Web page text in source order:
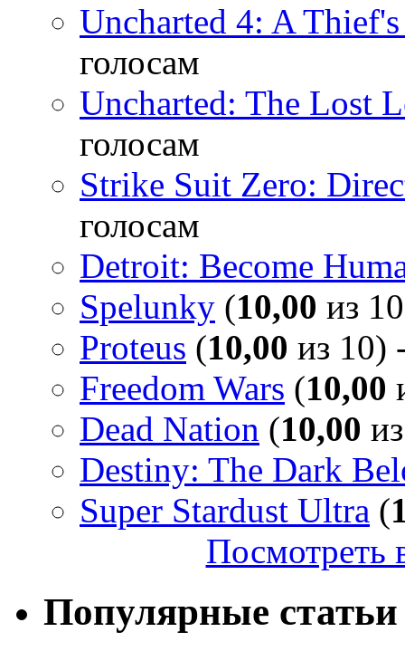
Uncharted 4: A
голосам
Uncharted: The Lost
голосам
Strike Suit Zero:
голосам
Detroit: Become
Spelunky (10,00 из
Proteus (10,00 из 10)
Freedom Wars (10,00
Dead Nation (10,00
Destiny: The Dark
Super Stardust Ultra (
Посмотреть
Популярные статьи